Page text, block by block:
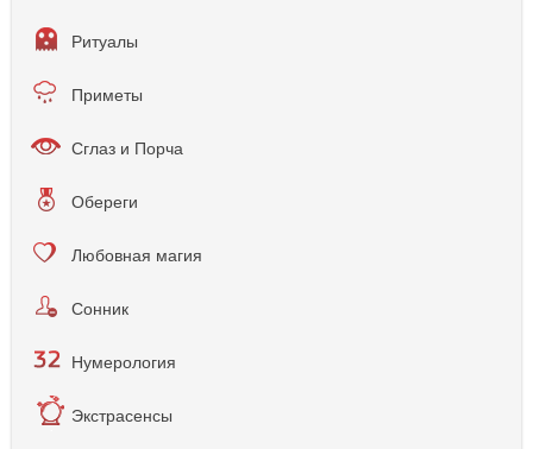
Ритуалы
Приметы
Сглаз и Порча
Обереги
Любовная магия
Сонник
Нумерология
Экстрасенсы